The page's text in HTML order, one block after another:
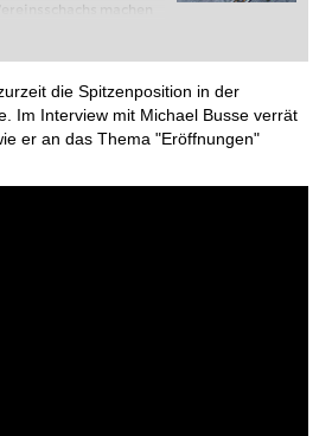
machen
spielen: Mit
intelligenter und
die Spitzenposition in der
Im Interview mit Michael Busse verrät
er an das Thema "Eröffnungen"